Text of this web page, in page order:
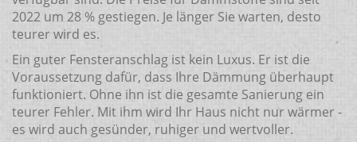
2022 um 28 % gestiegen. Je länger Sie warten, desto
teurer wird es.
Ein guter Fensteranschlag ist kein Luxus. Er ist die
Voraussetzung dafür, dass Ihre Dämmung überhaupt
funktioniert. Ohne ihn ist die gesamte Sanierung ein
teurer Fehler. Mit ihm wird Ihr Haus nicht nur wärmer -
es wird auch gesünder, ruhiger und wertvoller.